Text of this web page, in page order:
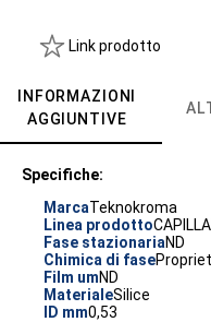
Link prodotto
INFORMAZIONI
AGGIUNTIVE
Specifiche:
MarcaTeknokroma
Linea prodotto
Fase stazionariaND
Chimica di fase
Film umND
MaterialeSilice
ID mm0,53